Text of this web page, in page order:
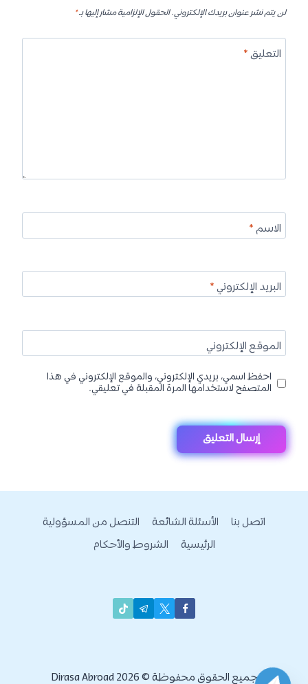
لن يتم نشر عنوان بريدك الإلكتروني.الحقول الإلزامية مشار إليها بـ*
التعليق*
الاسم*
البريد الإلكتروني*
الموقع الإلكتروني
احفظ اسمي، بريدي الإلكتروني، والموقع الإلكتروني في هذا
المتصفح لاستخدامها المرة المقبلة في تعليقي.
اتصل بنا الأسئلة الشائعة
التنصل من المسؤولية
الرئيسية
الشروط والأحكام
جميع الحقوق محفوظة © 2026 Dirasa Abroad